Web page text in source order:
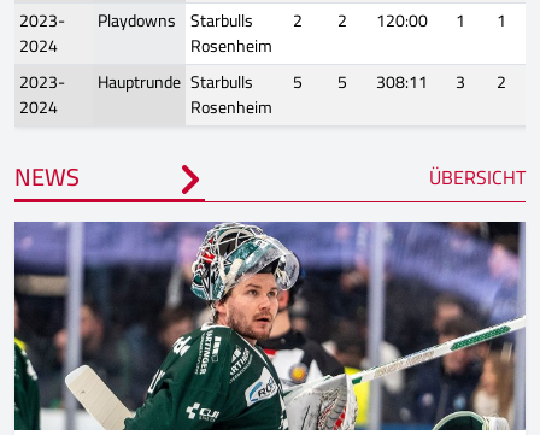
2023-
2024
Playdowns Starbulls
Rosenheim
2 2 120:00 1 1
2023-
2024
Hauptrunde Starbulls
Rosenheim
5 5 308:11 3 2
NEWS ÜBERSICHT